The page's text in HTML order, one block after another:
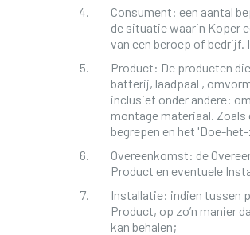
Consument: een aantal
de situatie waarin Koper
van een beroep of bedrijf.
Product: De producten
batterij, laadpaal ,
inclusief onder andere:
montage materiaal.
begrepen en het 'Doe-
Overeenkomst: de
Product en eventuele
Installatie: indien tussen
Product, op zo’n manier
kan behalen;